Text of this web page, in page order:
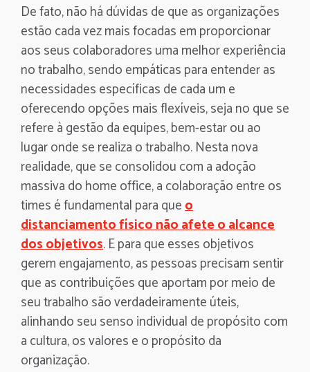
De fato, não há dúvidas de que as organizações
estão cada vez mais focadas em proporcionar
aos seus colaboradores uma melhor experiência
no trabalho, sendo empáticas para entender as
necessidades específicas de cada um e
oferecendo opções mais flexíveis, seja no que se
refere à gestão da equipes, bem-estar ou ao
lugar onde se realiza o trabalho. Nesta nova
realidade, que se consolidou com a adoção
massiva do home office, a colaboração entre os
times é fundamental para queo
distanciamento físico não afete o alcance
dos objetivos. E para que esses objetivos
gerem engajamento, as pessoas precisam sentir
que as contribuições que aportam por meio de
seu trabalho são verdadeiramente úteis,
alinhando seu senso individual de propósito com
a cultura, os valores e o propósito da
organização.